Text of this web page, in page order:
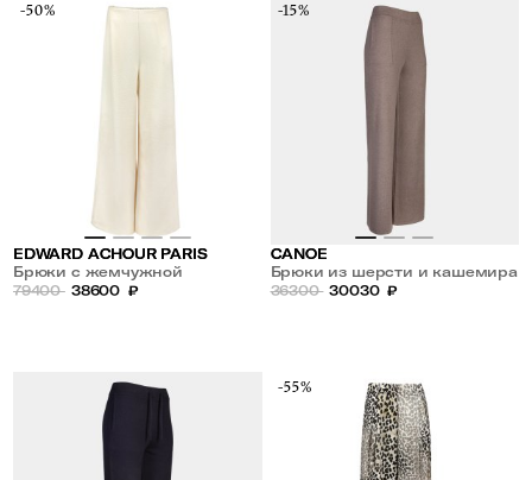
-50%
EDWARD ACHOUR PARIS
Брюки с жемчужной
отделкой на талии
79400 38600 ₽
-15%
CANOE
Брюки из шерсти и кашемира
36300 30030 ₽
-55%